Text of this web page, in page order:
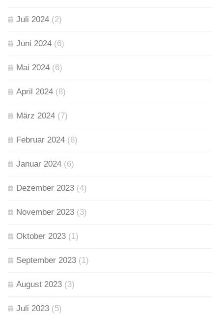
Juli 2024 (2)
Juni 2024 (6)
Mai 2024 (6)
April 2024 (8)
März 2024 (7)
Februar 2024 (6)
Januar 2024 (6)
Dezember 2023 (4)
November 2023 (3)
Oktober 2023 (1)
September 2023 (1)
August 2023 (3)
Juli 2023 (5)